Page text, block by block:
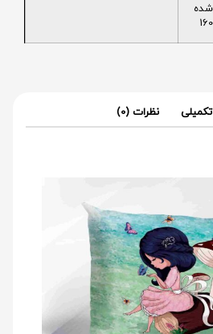
نظرات (0)